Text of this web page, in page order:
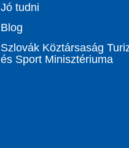
Jó tudni
Blog
Szlovák Köztársaság
és Sport Minisztériuma